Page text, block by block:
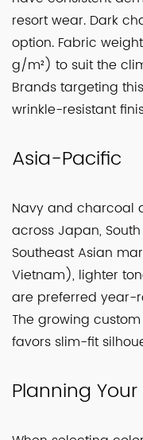
resort wear. Dark
option. Fabric
g/m²) to suit the
Brands targeting
wrinkle-resistant
Asia-Pacific
Navy and charcoal
across Japan,
Southeast Asian
Vietnam), lighter
are preferred year-
The growing
favors slim-fit
Planning